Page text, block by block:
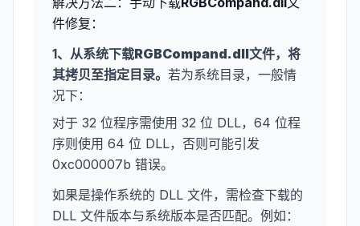
件修复：
1、从系统下载RGBCompand.dll文件，将
其拷贝至指定目录。 若为系统目录，一般情
况下：
对于 32 位程序需使用 32 位 DLL，64 位程
序则使用 64 位 DLL，否则可能引发
0xc000007b 错误。
如果是操作系统的 DLL 文件，需检查下载的
DLL 文件版本与系统版本是否匹配。例如：